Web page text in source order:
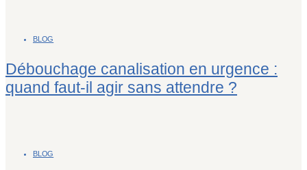
BLOG
Débouchage canalisation en urgence :
quand faut-il agir sans attendre ?
BLOG